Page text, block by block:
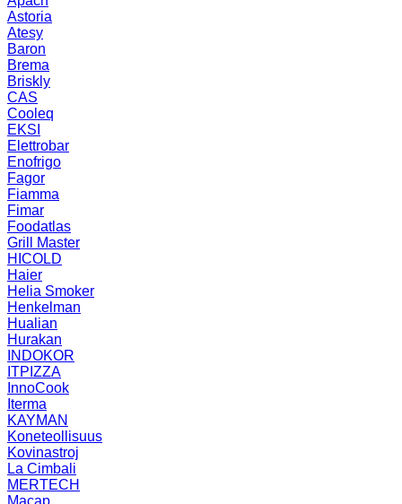
Astoria
Atesy
Baron
Brema
Briskly
CAS
Cooleq
EKSI
Elettrobar
Enofrigo
Fagor
Fiamma
Fimar
Foodatlas
Grill Master
HICOLD
Haier
Helia Smoker
Henkelman
Hualian
Hurakan
INDOKOR
ITPIZZA
InnoCook
Iterma
KAYMAN
Koneteollisuus
Kovinastroj
La Cimbali
MERTECH
Macap